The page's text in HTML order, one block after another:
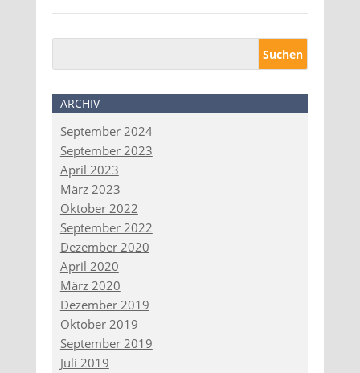
ARCHIV
September 2024
September 2023
April 2023
März 2023
Oktober 2022
September 2022
Dezember 2020
April 2020
März 2020
Dezember 2019
Oktober 2019
September 2019
Juli 2019